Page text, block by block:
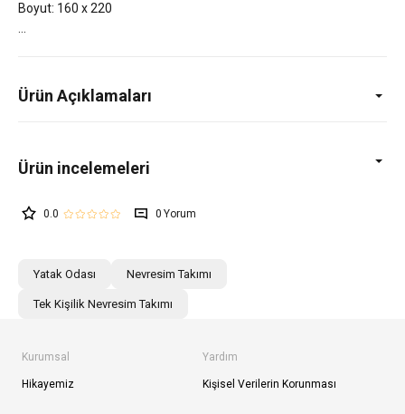
Boyut: 160 x 220
Ürün Açıklamaları
0.0 0
Yatak Odası Nevresim Takımı
Tek Kişilik Nevresim Takımı
Kurumsal
Hikayemiz
Yardım
Kişisel Verilerin Korunması